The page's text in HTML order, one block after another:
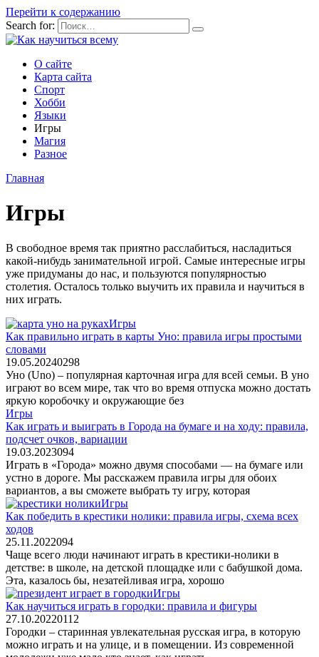
Перейти к содержанию
Search for:
О сайте
Карта сайта
Спорт
Хобби
Языки
Игры
Магия
Разное
Главная
Игры
В свободное время так приятно расслабиться, насладиться
какой-нибудь занимательной игрой. Самые интересные игры
уже придуманы до нас, и пользуются популярностью
столетия. Осталось только выучить их правила и научиться в
них играть.
Игры
Как правильно играть в карты Уно: правила игры простыми
словами
19.05.20240298
Уно (Uno) – популярная карточная игра для всей семьи. В уно
играют во всем мире, так что во время отпуска можно достать
яркую коробочку и окружающие без
Игры
Как играть и выиграть в Города на бумаге и на ходу: правила,
подсчет очков, вариации
19.03.2023094
Играть в «Города» можно двумя способами — на бумаге или
устно в дороге. Мы расскажем правила игры для обоих
вариантов, а вы сможете выбрать ту игру, которая
Игры
Как победить в крестики нолики: правила игры, схема всех
ходов
25.11.2022094
Чаще всего люди начинают играть в крестики-нолики в
детстве: в школе, на детской площадке или с бабушкой дома.
Эта, казалось бы, незатейливая игра, хорошо
Игры
Как научиться играть в городки: правила и фигуры
27.10.20220112
Городки – старинная увлекательная русская игра, в которую
можно играть и на улице, и в помещении. Из современной